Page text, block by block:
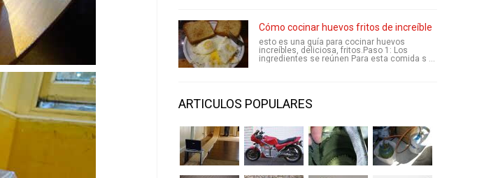
Cómo cocinar huevos fritos de increíble
esto es una guía para cocinar huevos
increíbles, deliciosa, fritos.Paso 1: Los
ingredientes se reúnen Para esta comida s ...
ARTICULOS POPULARES